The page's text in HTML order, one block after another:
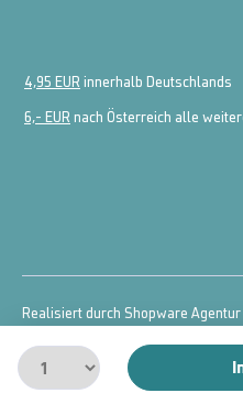
4,95 EUR innerhalb Deutschlands
6,- EUR nach Österreich alle
© 2026 powered by
Realisiert durch Shopware Agentur